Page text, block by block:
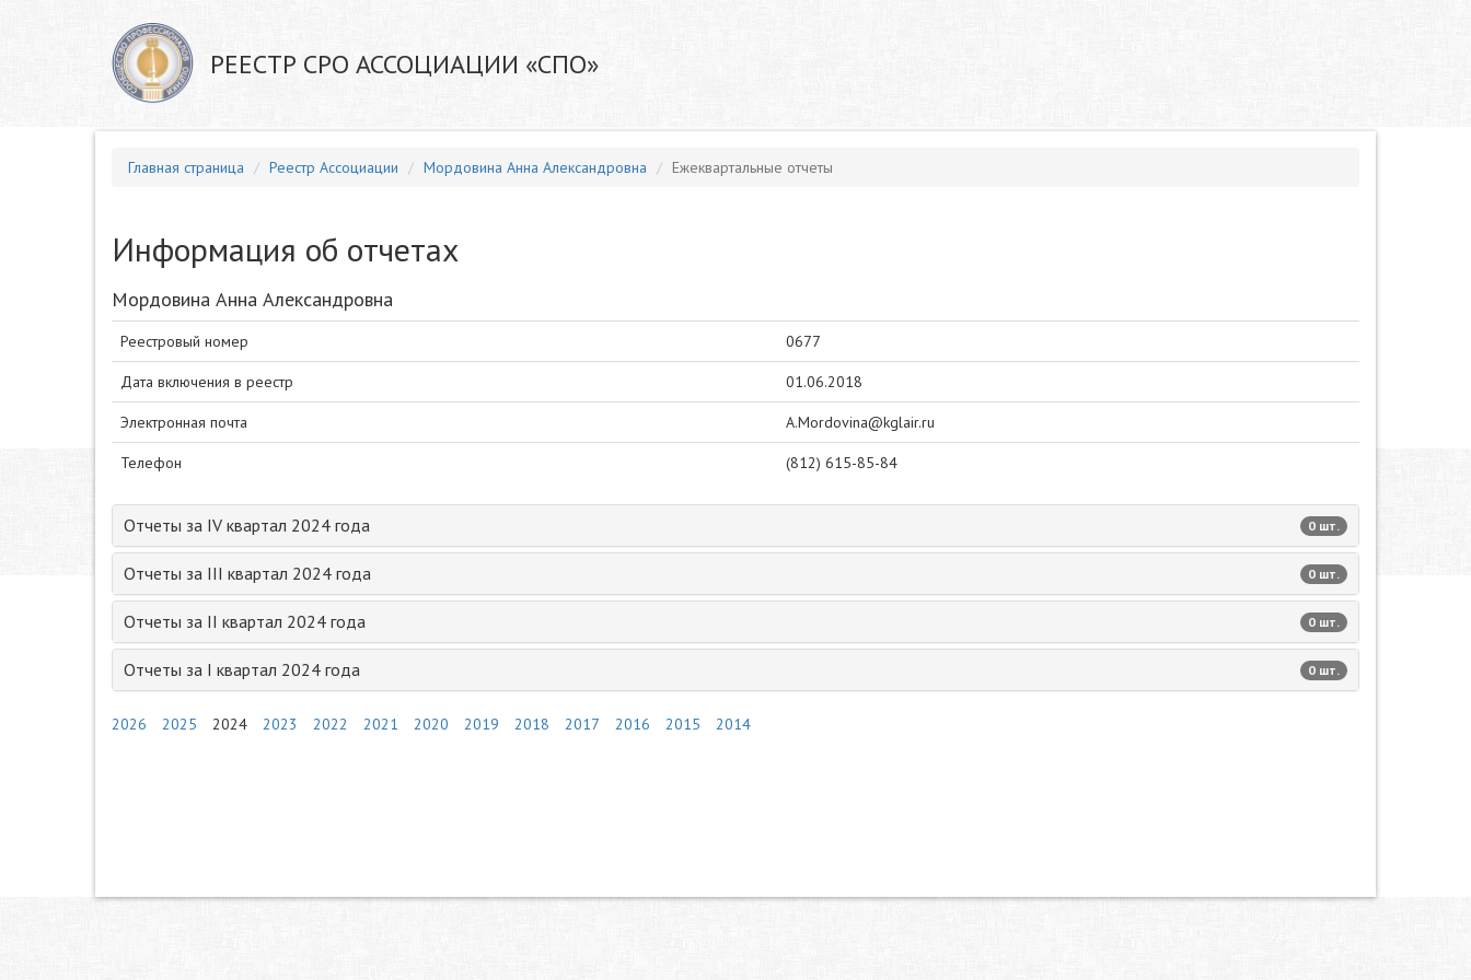
РЕЕСТР СРО АССОЦИАЦИИ «СПО»
Главная страница Реестр Ассоциации Мордовина Анна Александровна Ежеквартальные отчеты
Информация об отчетах
Мордовина Анна Александровна
Реестровый номер 0677
Дата включения в реестр 01.06.2018
Электронная почта A.Mordovina@kglair.ru
Телефон (812) 615-85-84
Отчеты за IV квартал 2024 года 0 шт.
Отчеты за III квартал 2024 года 0 шт.
Отчеты за II квартал 2024 года 0 шт.
Отчеты за I квартал 2024 года 0 шт.
2026 2025 2024 2023 2022 2021 2020 2019 2018 2017 2016 2015 2014